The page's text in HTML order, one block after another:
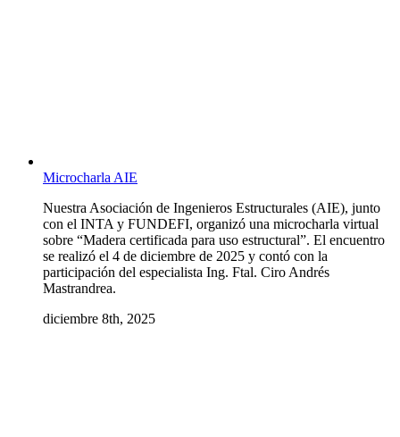
Microcharla AIE
Nuestra Asociación de Ingenieros Estructurales (AIE), junto
con el INTA y FUNDEFI, organizó una microcharla virtual
sobre “Madera certificada para uso estructural”. El encuentro
se realizó el 4 de diciembre de 2025 y contó con la
participación del especialista Ing. Ftal. Ciro Andrés
Mastrandrea.
diciembre 8th, 2025